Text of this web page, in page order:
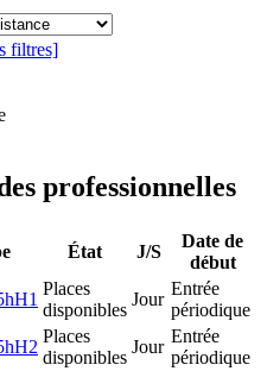
filtres]
professionnelles
État J/S
Date de
début
Places
disponibles
Jour
Entrée
périodique
Places
disponibles
Jour
Entrée
périodique